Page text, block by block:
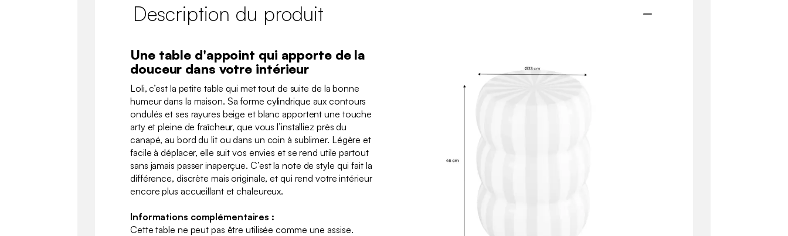
Description du produit
Une table d'appoint qui apporte de la
douceur dans votre intérieur
Loli, c’est la petite table qui met tout de suite de la bonne
humeur dans la maison. Sa forme cylindrique aux contours
ondulés et ses rayures beige et blanc apportent une touche
arty et pleine de fraîcheur, que vous l’installiez près du
canapé, au bord du lit ou dans un coin à sublimer. Légère et
facile à déplacer, elle suit vos envies et se rend utile partout
sans jamais passer inaperçue. C’est la note de style qui fait la
différence, discrète mais originale, et qui rend votre intérieur
encore plus accueillant et chaleureux.
Informations complémentaires :
Cette table ne peut pas être utilisée comme une assise.